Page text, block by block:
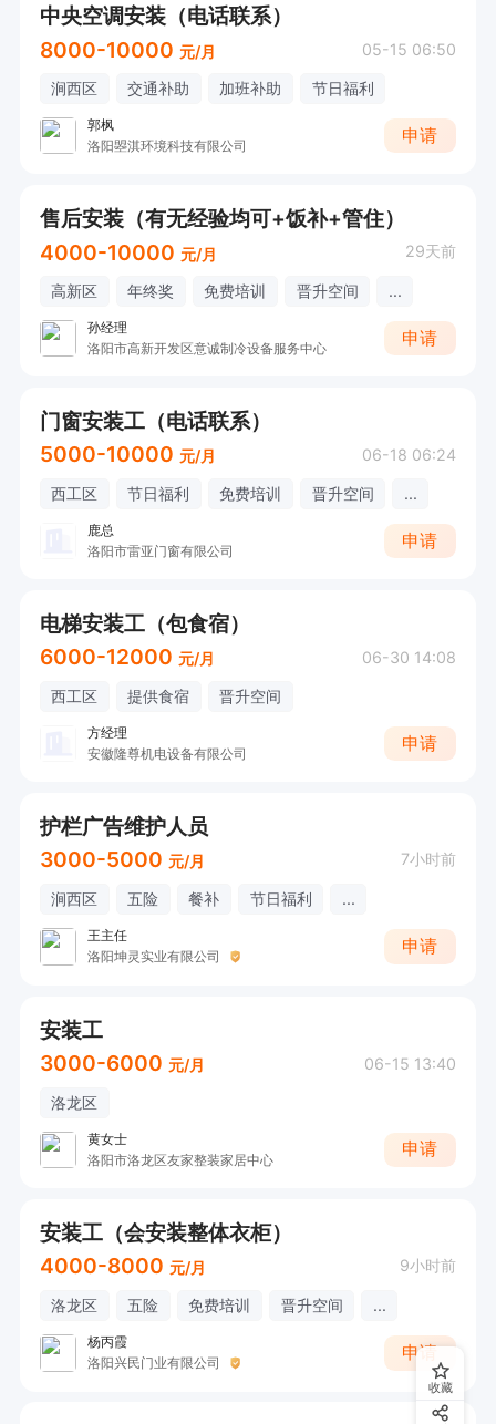
中央空调安装（电话联系）
8000-10000 元/月 05-15 06:50
涧西区 交通补助 加班补助 节日福利
郭枫
洛阳曌淇环境科技有限公司
申请
售后安装（有无经验均可+饭补+管住）
4000-10000 元/月 29天前
高新区 年终奖 免费培训 晋升空间 ...
孙经理
洛阳市高新开发区意诚制冷设备服务中心
申请
门窗安装工（电话联系）
5000-10000 元/月 06-18 06:24
西工区 节日福利 免费培训 晋升空间 ...
鹿总
洛阳市雷亚门窗有限公司
申请
电梯安装工（包食宿）
6000-12000 元/月 06-30 14:08
西工区 提供食宿 晋升空间
方经理
安徽隆尊机电设备有限公司
申请
护栏广告维护人员
3000-5000 元/月 7小时前
涧西区 五险 餐补 节日福利 ...
王主任
洛阳坤灵实业有限公司
申请
安装工
3000-6000 元/月 06-15 13:40
洛龙区
黄女士
洛阳市洛龙区友家整装家居中心
申请
安装工（会安装整体衣柜）
4000-8000 元/月 9小时前
洛龙区 五险 免费培训 晋升空间 ...
杨丙霞
洛阳兴民门业有限公司
申请
收藏